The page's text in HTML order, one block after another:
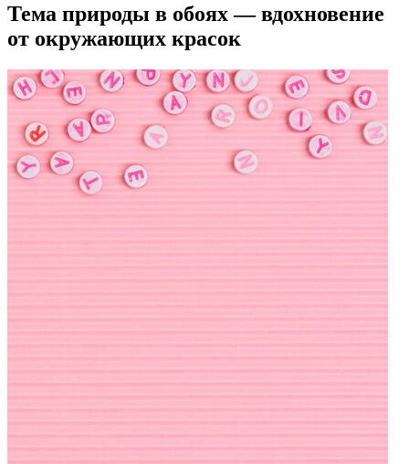
Тема природы в обоях — вдохновение
от окружающих красок